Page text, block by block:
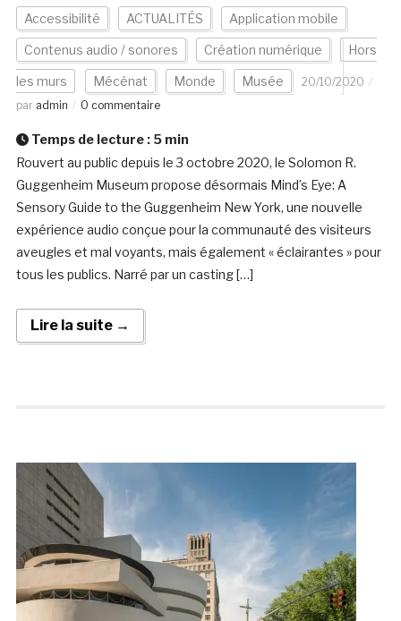
Accessibilité ACTUALITÉS Application mobile
Contenus audio / sonores Création numérique Hors
les murs Mécénat Monde Musée
20/10/2020
par admin 0 commentaire
Temps de lecture : 5 min
Rouvert au public depuis le 3 octobre 2020, le Solomon R.
Guggenheim Museum propose désormais Mind’s Eye: A
Sensory Guide to the Guggenheim New York, une nouvelle
expérience audio conçue pour la communauté des visiteurs
aveugles et mal voyants, mais également « éclairantes » pour
tous les publics. Narré par un casting […]
Lire la suite →